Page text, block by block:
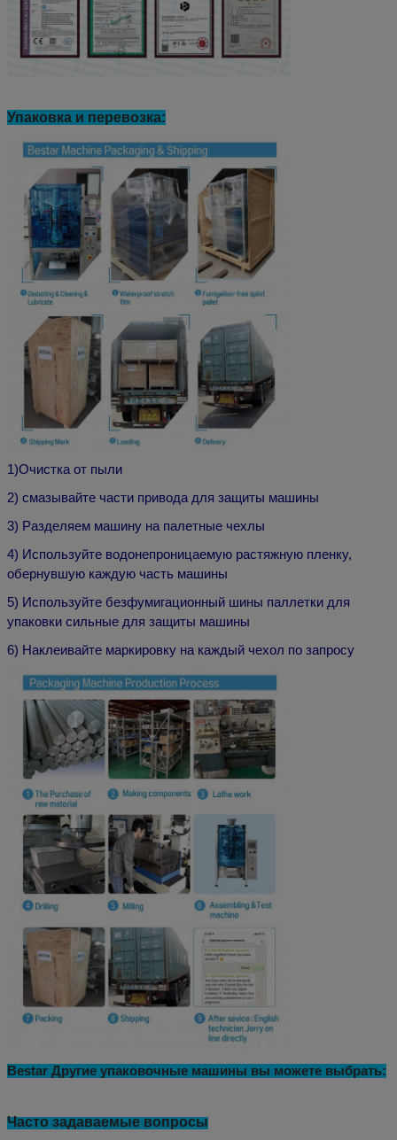
Упаковка и перевозка:
1)Очистка от пыли
2) смазывайте части привода для защиты машины
3) Разделяем машину на палетные чехлы
4) Используйте водонепроницаемую растяжную пленку,
обернувшую каждую часть машины
5) Используйте безфумигационный шины паллетки для
упаковки сильные для защиты машины
6) Наклеивайте маркировку на каждый чехол по запросу
Bestar Другие упаковочные машины вы можете выбрать: